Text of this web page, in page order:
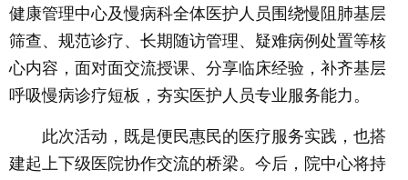
健康管理中心及慢病科全体医护人员围绕慢阻肺基层
筛查、规范诊疗、长期随访管理、疑难病例处置等核
心内容，面对面交流授课、分享临床经验，补齐基层
呼吸慢病诊疗短板，夯实医护人员专业服务能力。
此次活动，既是便民惠民的医疗服务实践，也搭
建起上下级医院协作交流的桥梁。今后，院中心将持